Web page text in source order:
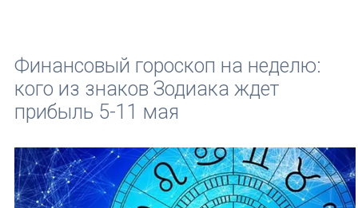
Финансовый гороскоп на неделю:
кого из знаков Зодиака ждет
прибыль 5-11 мая